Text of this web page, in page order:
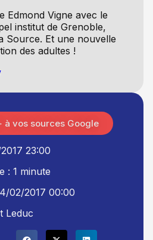
Edmond Vigne avec le
institut de Grenoble,
Source. Et une nouvelle
des adultes !
23:00
: 1 minute
02/2017 00:00
Leduc
à vos sources Google